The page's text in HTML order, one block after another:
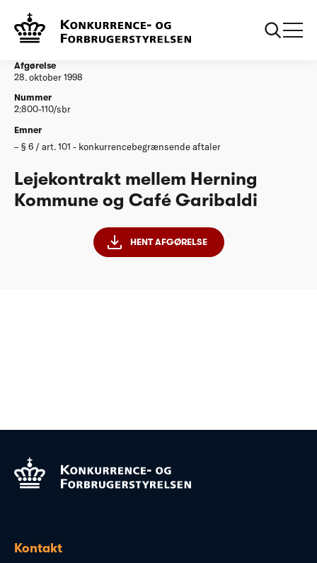
Afgørelser
Garibaldi
Afgørelse
28. oktober 1998
Nummer
2:800-110/sbr
Emner
§ 6 / art. 101 - konkurrencebegrænsende aftaler
Lejekontrakt mellem Herning
Kommune og Café Garibaldi
HENT AFGØRELSE
Kontakt